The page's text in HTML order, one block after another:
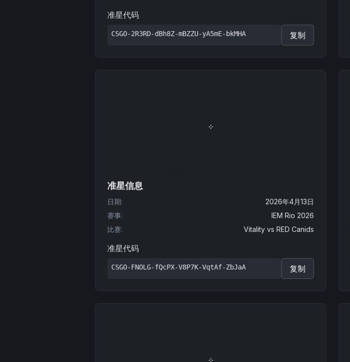
准星代码
CSGO-2R3RD-dBh8Z-mBZZU-yA5mE-bkMHA 复制
准星信息
日期:
2026年4月13日
赛事:
IEM Rio 2026
比赛: Vitality vs RED Canids
准星代码
CSGO-FNOLG-fQcPX-V8P7K-VqtAf-ZbJaA 复制